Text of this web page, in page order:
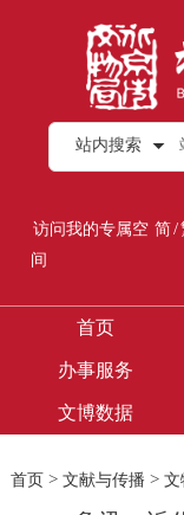
站内搜索
访问我的专属空
间
简/
首页
办事服务
文博数据
首页> 文献与传播 > 文